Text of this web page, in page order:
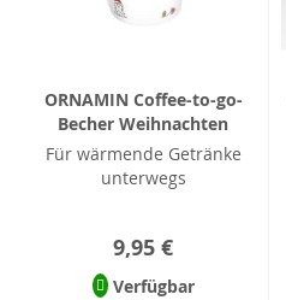
ORNAMIN Coffee-to-go-
Becher Weihnachten
Für wärmende Getränke
unterwegs
9,95 €
Verfügbar